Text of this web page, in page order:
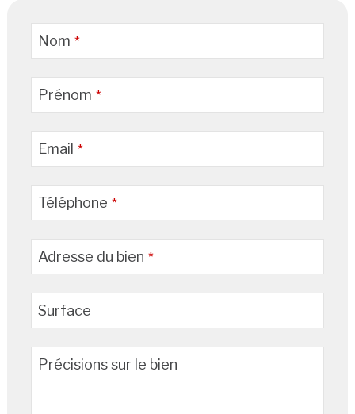
Nom *
Prénom *
Email *
Téléphone *
Adresse du bien *
Surface
Précisions sur le bien